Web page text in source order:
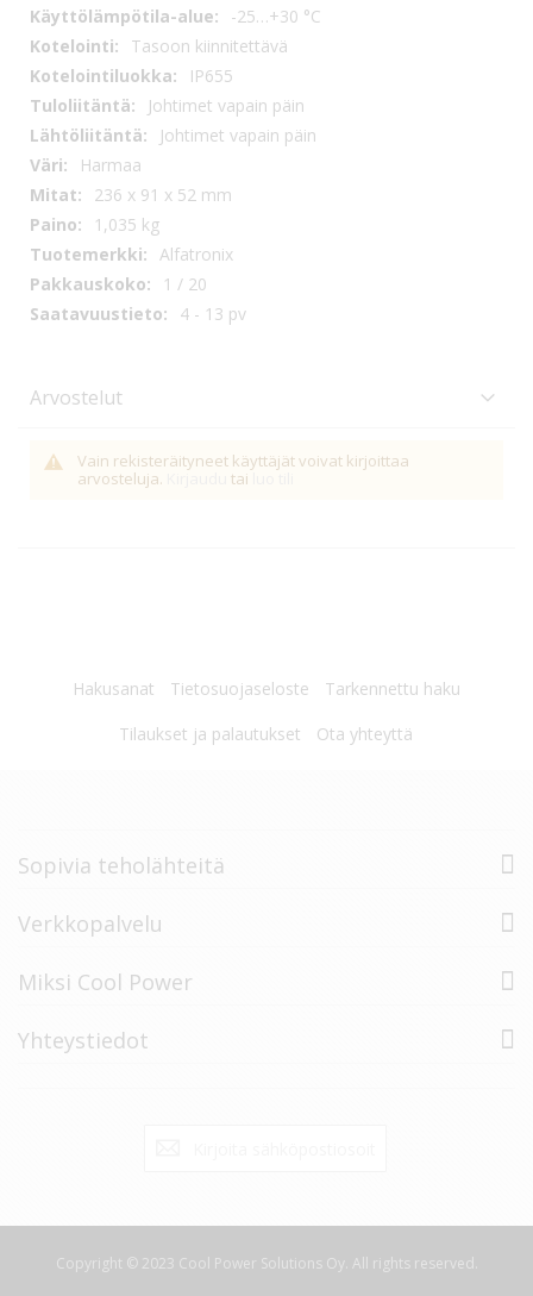
-25…+30 °C
Tasoon kiinnitettävä
IP655
Johtimet vapain päin
Johtimet vapain päin
Harmaa
236 x 91 x 52 mm
1,035 kg
Alfatronix
1 / 20
4 - 13 pv
Arvostelut
Vain rekisteräityneet käyttäjät voivat kirjoittaa
arvosteluja.
tai
Hakusanat Tietosuojaseloste
Tarkennettu haku
Tilaukset ja palautukset
Ota yhteyttä
Sopivia teholähteitä
Verkkopalvelu
Miksi Cool Power
Yhteystiedot
Copyright © 2023 Cool Power Solutions Oy. All rights reserved.